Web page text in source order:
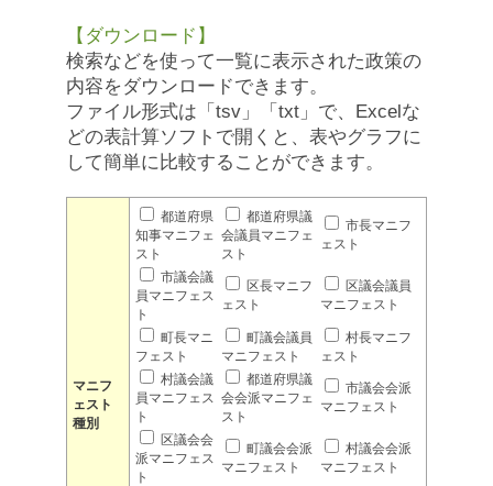
【ダウンロード】
検索などを使って一覧に表示された政策の
内容をダウンロードできます。
ファイル形式は「tsv」「txt」で、Excelな
どの表計算ソフトで開くと、表やグラフに
して簡単に比較することができます。
マニフ
ェスト
種別
都道府県
知事マニフェ
スト
都道府県議
会議員マニフェ
スト
市長マニフ
ェスト
市議会議
員マニフェス
ト
区長マニフ
ェスト
区議会議員
マニフェスト
町長マニ
フェスト
町議会議員
マニフェスト
村長マニフ
ェスト
村議会議
員マニフェス
ト
都道府県議
会会派マニフェ
スト
市議会会派
マニフェスト
区議会会
派マニフェス
ト
町議会会派
マニフェスト
村議会会派
マニフェスト